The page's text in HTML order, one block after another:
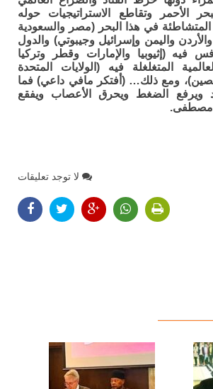
الأحمر وتقاطع الاستراتيجيات حوله
المتشاطئة في هذا البحر (مصر والسعودية
واليمن وإسرائيل وجيبوتي) والدول
فيه (إثيوبيا والإمارات وقطر وتركيا
المتغلغلة فيه (الولايات المتحدة
ومع ذلك… (أفتكر مافي داعي) فما
ويرفع الضغط ويحرق الأعصاب ويفقع
مصطفى.
لا توجد تعليقات